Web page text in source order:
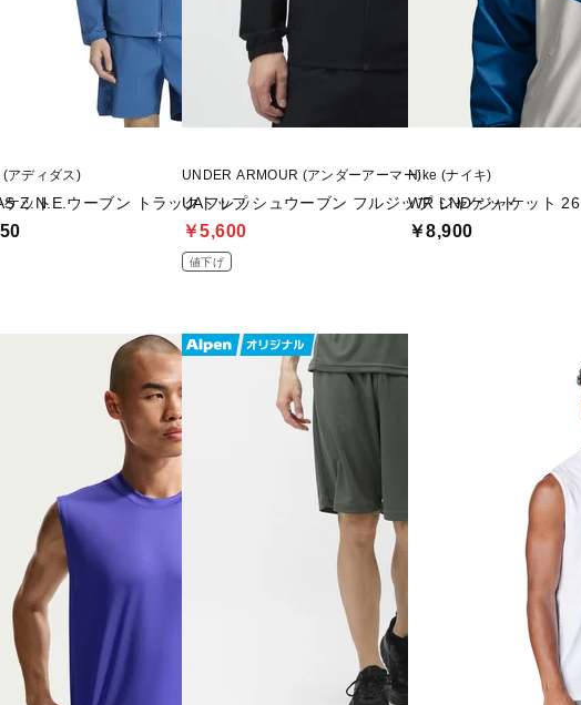
ット
アディダス)
Z.N.E.ウーブン トラックトップ
UNDER ARMOUR (アンダーアーマー)
UAフレッシュウーブン フルジップ ジャケット
￥5,600
値下げ
Nike (ナイキ)
WR LND ジャケット 26
￥8,900